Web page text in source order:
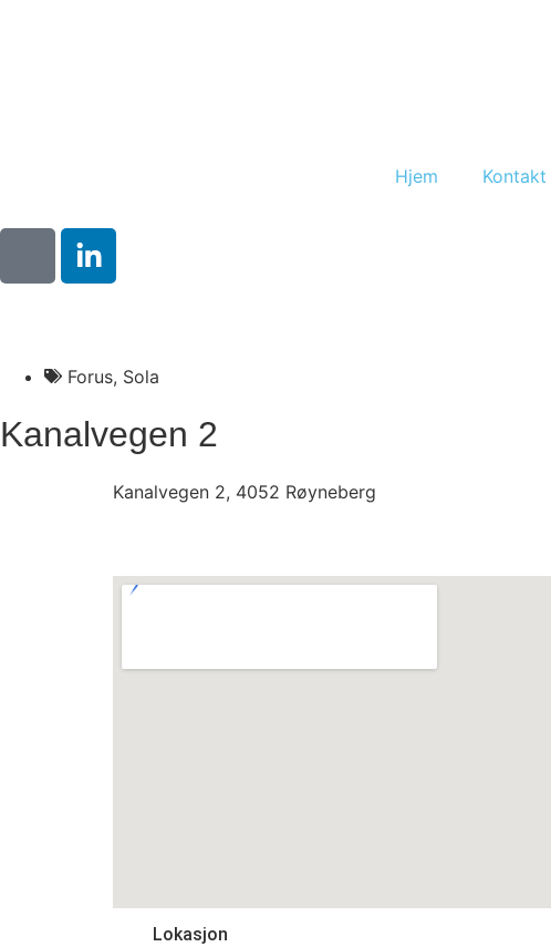
Hjem Kontakt
Forus, Sola
Kanalvegen 2
Kanalvegen 2, 4052 Røyneberg
Lokasjon